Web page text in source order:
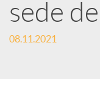
e
sede
08.11.2021